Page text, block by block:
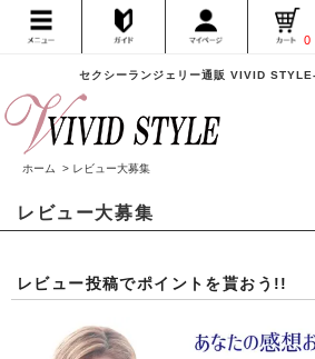
セクシーランジェリー通販 VIVID
0
ホーム > レビュー大募集
レビュー大募集
レビュー投稿でポイントを貰おう!!